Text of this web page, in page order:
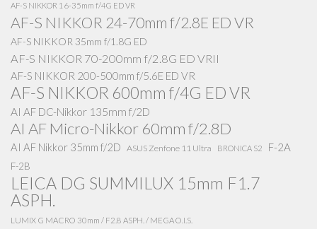
AF-S NIKKOR 16-35mm f/4G ED VR
AF-S NIKKOR 24-70mm f/2.8E ED VR
AF-S NIKKOR 35mm f/1.8G ED
AF-S NIKKOR 70-200mm f/2.8G ED VRII
AF-S NIKKOR 200-500mm f/5.6E ED VR
AF-S NIKKOR 600mm f/4G ED VR
AI AF DC-Nikkor 135mm f/2D
AI AF Micro-Nikkor 60mm f/2.8D
AI AF Nikkor 35mm f/2D ASUS Zenfone 11 Ultra BRONICA S2 F-2A
F-2B
LEICA DG SUMMILUX 15mm F1.7
ASPH.
LUMIX G MACRO 30mm / F2.8 ASPH. / MEGA O.I.S.